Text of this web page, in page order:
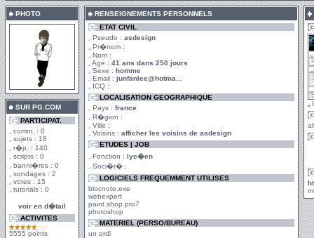
PHOTO
SUR PG.COM
PARTICIPAT.
comm. : 0
sujets : 18
r�p. : 140
scripts : 0
banni�res : 0
sondages : 2
votes : 15
tutorials : 0
voir en d�tail
ACTIVITES
5555 points
RENSEIGNEMENTS PERSONNELS
ETAT CIVIL
Pseudo : asdesign
Pr�nom :
Nom :
Age : 41 ans dans 250 jours
Sexe : homme
Email : junfanlee@hotma...
ICQ :
LOCALISATION GEOGRAPHIQUE
Pays : france
R�gion :
Ville :
Voisins : afficher les voisins de asdesign
ETUDES | JOB
Fonction : lyc�en
Soci�t� :
LOGICIELS FREQUEMMENT UTILISES
blocnote.exe
webexpert
paint shop pro7
photoshop
MATERIEL (PERSO/BUREAU)
un ordi